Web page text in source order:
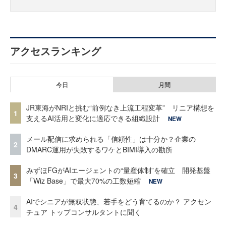
アクセスランキング
今日 月間
1
JR東海がNRIと挑む“前例なき上流工程変革” リニア構想を
支えるAI活用と変化に適応できる組織設計
NEW
2
メール配信に求められる「信頼性」は十分か？企業の
DMARC運用が失敗するワケとBIMI導入の勘所
3
みずほFGがAIエージェントの“量産体制”を確立 開発基盤
「Wiz Base」で最大70%の工数短縮
NEW
4
AIでシニアが無双状態、若手をどう育てるのか？ アクセン
チュア トップコンサルタントに聞く